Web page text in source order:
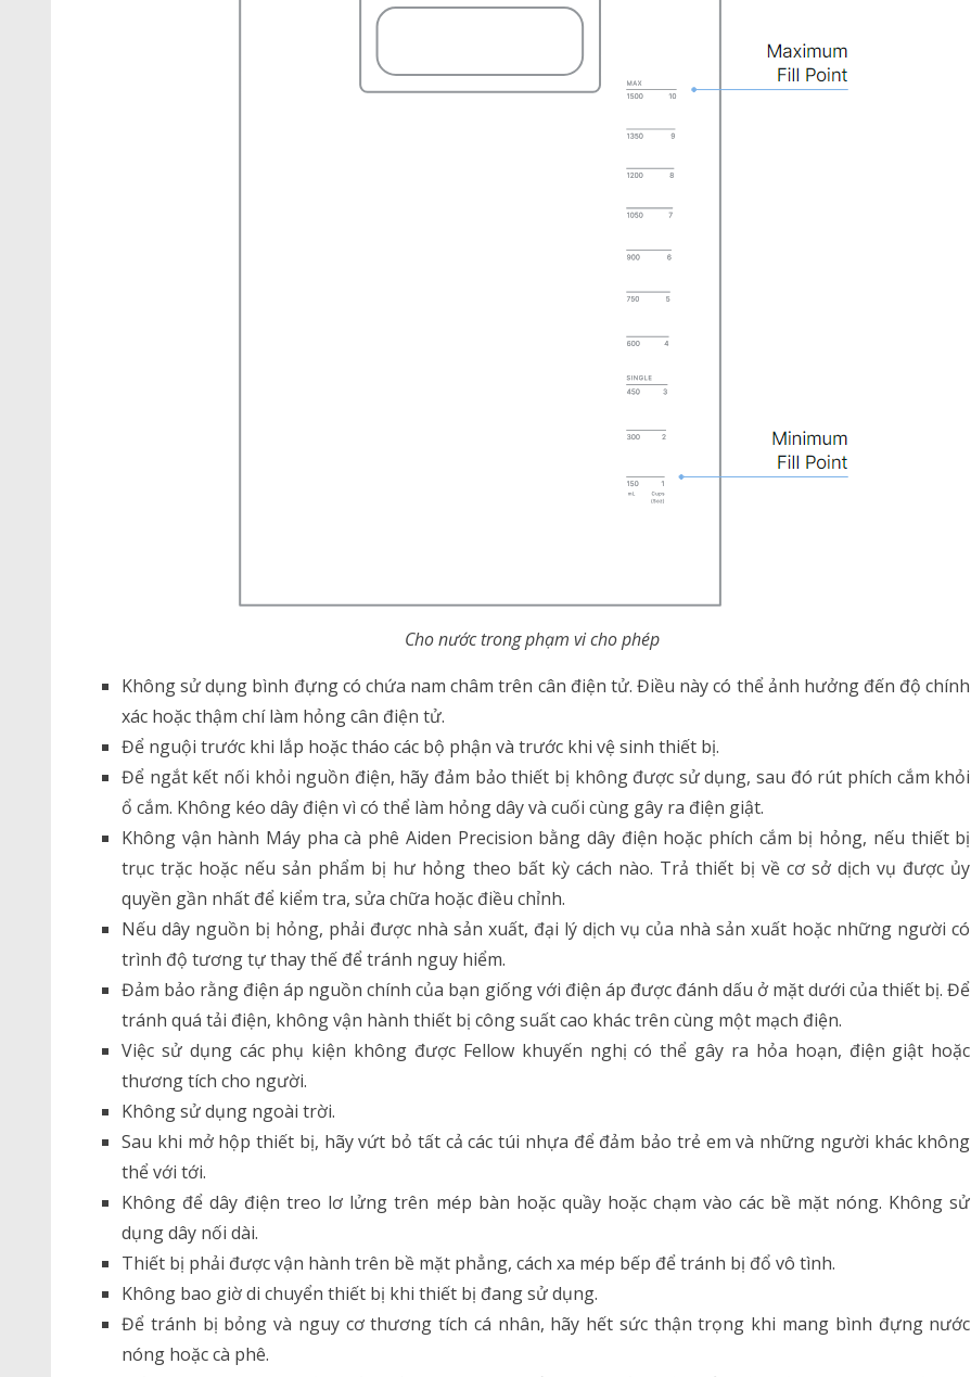
Cho nước trong phạm vi cho phép
Không sử dụng bình đựng có chứa nam châm trên cân điện tử. Điều này có thể ảnh hưởng đến độ chính
xác hoặc thậm chí làm hỏng cân điện tử.
Để nguội trước khi lắp hoặc tháo các bộ phận và trước khi vệ sinh thiết bị.
Để ngắt kết nối khỏi nguồn điện, hãy đảm bảo thiết bị không được sử dụng, sau đó rút phích cắm khỏi
ổ cắm. Không kéo dây điện vì có thể làm hỏng dây và cuối cùng gây ra điện giật.
Không vận hành Máy pha cà phê Aiden Precision bằng dây điện hoặc phích cắm bị hỏng, nếu thiết bị
trục trặc hoặc nếu sản phẩm bị hư hỏng theo bất kỳ cách nào. Trả thiết bị về cơ sở dịch vụ được ủy
quyền gần nhất để kiểm tra, sửa chữa hoặc điều chỉnh.
Nếu dây nguồn bị hỏng, phải được nhà sản xuất, đại lý dịch vụ của nhà sản xuất hoặc những người có
trình độ tương tự thay thế để tránh nguy hiểm.
Đảm bảo rằng điện áp nguồn chính của bạn giống với điện áp được đánh dấu ở mặt dưới của thiết bị. Để
tránh quá tải điện, không vận hành thiết bị công suất cao khác trên cùng một mạch điện.
Việc sử dụng các phụ kiện không được Fellow khuyến nghị có thể gây ra hỏa hoạn, điện giật hoặc
thương tích cho người.
Không sử dụng ngoài trời.
Sau khi mở hộp thiết bị, hãy vứt bỏ tất cả các túi nhựa để đảm bảo trẻ em và những người khác không
thể với tới.
Không để dây điện treo lơ lửng trên mép bàn hoặc quầy hoặc chạm vào các bề mặt nóng. Không sử
dụng dây nối dài.
Thiết bị phải được vận hành trên bề mặt phẳng, cách xa mép bếp để tránh bị đổ vô tình.
Không bao giờ di chuyển thiết bị khi thiết bị đang sử dụng.
Để tránh bị bỏng và nguy cơ thương tích cá nhân, hãy hết sức thận trọng khi mang bình đựng nước
nóng hoặc cà phê.